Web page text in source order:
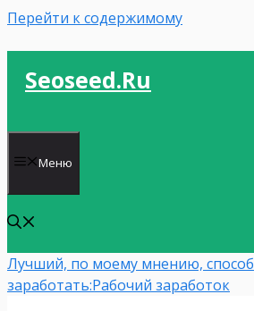
Перейти к содержимому
Seoseed.ru
Меню
Лучший, по моему мнению, способ
заработать:Рабочий заработок